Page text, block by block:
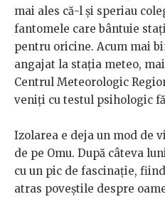
mai ales că-l și speriau
fantomele care bântuie
pentru oricine. Acum mai
angajat la stația meteo,
Centrul Meteorologic
veniți cu testul psihologic
Izolarea e deja un mod de
de pe Omu. După câteva
cu un pic de fascinație,
atras poveștile despre